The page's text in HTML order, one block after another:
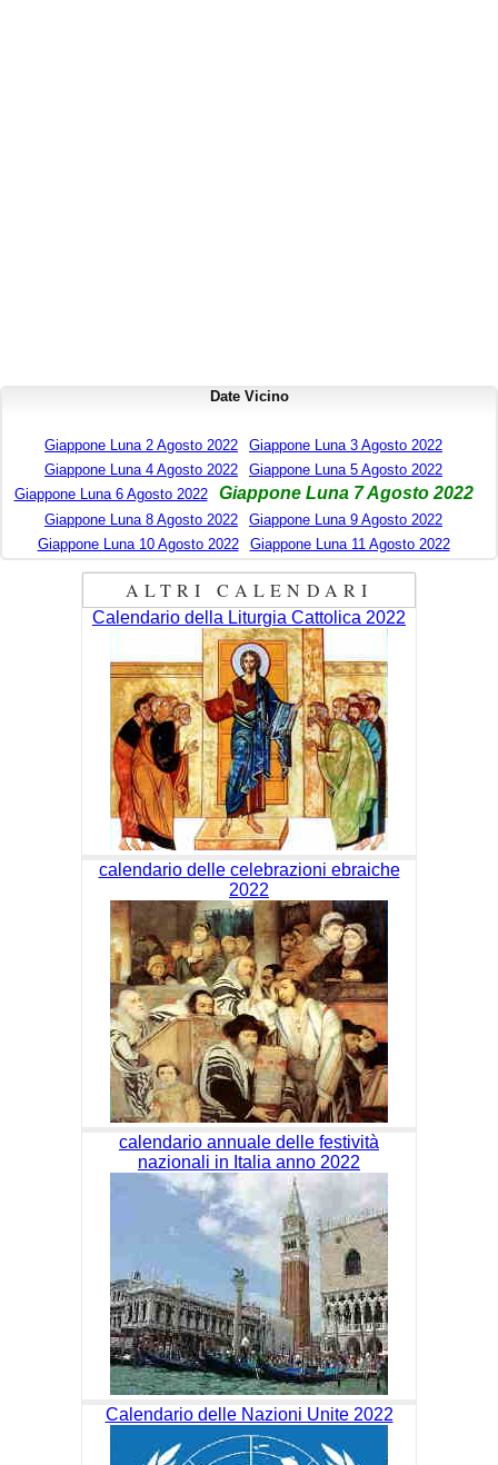
Date Vicino
Giappone Luna 2 Agosto 2022
Giappone Luna 3 Agosto 2022
Giappone Luna 4 Agosto 2022
Giappone Luna 5 Agosto 2022
Giappone Luna 6 Agosto 2022
Giappone Luna 7 Agosto 2022
Giappone Luna 8 Agosto 2022
Giappone Luna 9 Agosto 2022
Giappone Luna 10 Agosto 2022
Giappone Luna 11 Agosto 2022
ALTRI CALENDARI
Calendario della Liturgia Cattolica 2022
calendario delle celebrazioni ebraiche
2022
calendario annuale delle festività
nazionali in Italia anno 2022
Calendario delle Nazioni Unite 2022